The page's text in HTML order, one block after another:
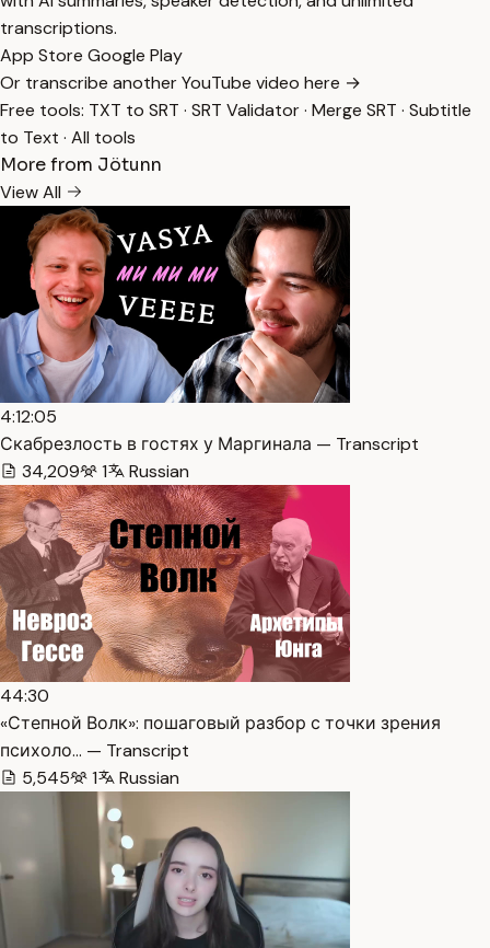
transcriptions.
App Store Google Play
Or transcribe another YouTube video here →
Free tools: TXT to SRT · SRT Validator· Merge SRT · Subtitle
to Text · All tools
More from Jötunn
View All
4:12:05
Скабрезлость в гостях у Маргинала — Transcript
34,209
1 Russian
44:30
«Степной Волк»: пошаговый разбор с точки зрения
психоло… — Transcript
5,545
1 Russian